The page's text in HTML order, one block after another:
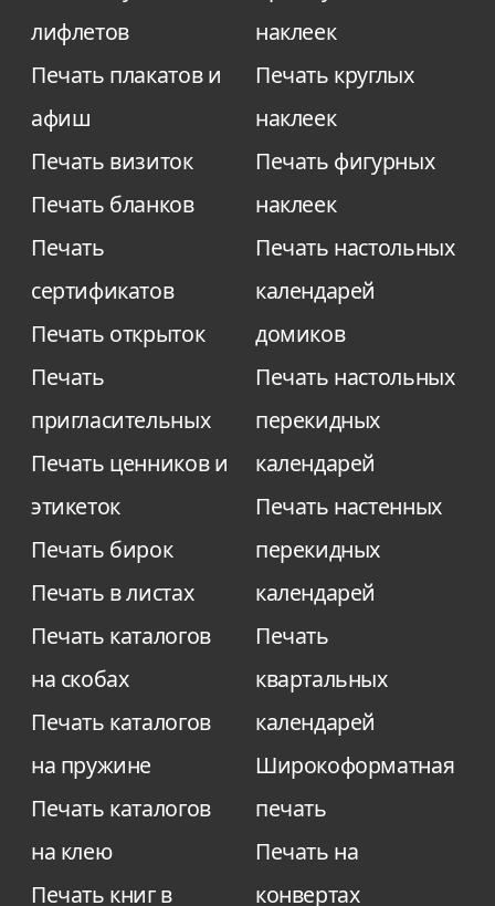
лифлетов
Печать плакатов и
афиш
Печать визиток
Печать бланков
Печать
сертификатов
Печать открыток
Печать
пригласительных
Печать ценников и
этикеток
Печать бирок
Печать в листах
Печать каталогов
на скобах
Печать каталогов
на пружине
Печать каталогов
на клею
Печать книг в
наклеек
Печать круглых
наклеек
Печать фигурных
наклеек
Печать настольных
календарей
домиков
Печать настольных
перекидных
календарей
Печать настенных
перекидных
календарей
Печать
квартальных
календарей
Широкоформатная
печать
Печать на
конвертах